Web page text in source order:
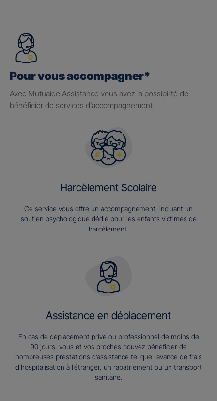
Pour vous accompagner*
Avec Mutuaide Assistance vous avez la possibilité de
bénéficier de services d’accompagnement.
Harcèlement Scolaire
Ce service vous offre un accompagnement, incluant un
soutien psychologique dédié pour les enfants victimes de
harcèlement.
Assistance en déplacement
En cas de déplacement privé ou professionnel de moins de
90 jours, vous et vos proches pouvez bénéficier de
nombreuses prestations d’assistance tel que l’avance de frais
d’hospitalisation à l’étranger, un rapatriement ou un transport
sanitaire.